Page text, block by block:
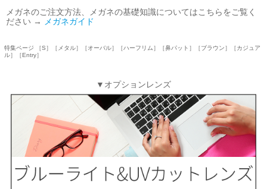
メガネのご注文方法、メガネの基礎知識についてはこちらをご覧く
ださい →
メガネガイド
特集ページ ［S］［メタル］［オーバル］［ハーフリム］［鼻パット］［ブラウン］［カジュア
ル］［Entry］
▼オプションレンズ